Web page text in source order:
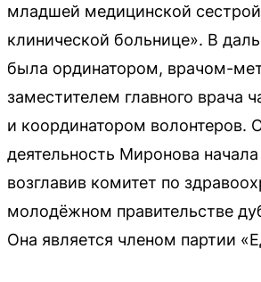
младшей медицинской
клинической больнице». В
была ординатором, врачом-
заместителем главного врача
и координатором волонтеров.
деятельность Миронова начала
возглавив комитет по
молодёжном правительстве
Она является членом партии